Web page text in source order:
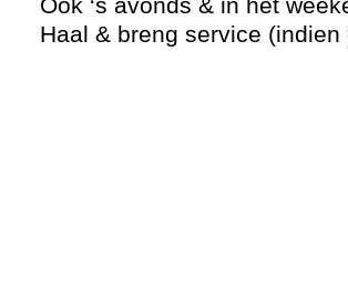
Haal & breng service (indien